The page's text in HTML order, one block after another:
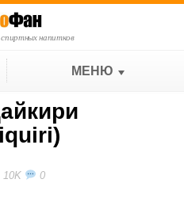
напитков
МЕНЮ
10K 0